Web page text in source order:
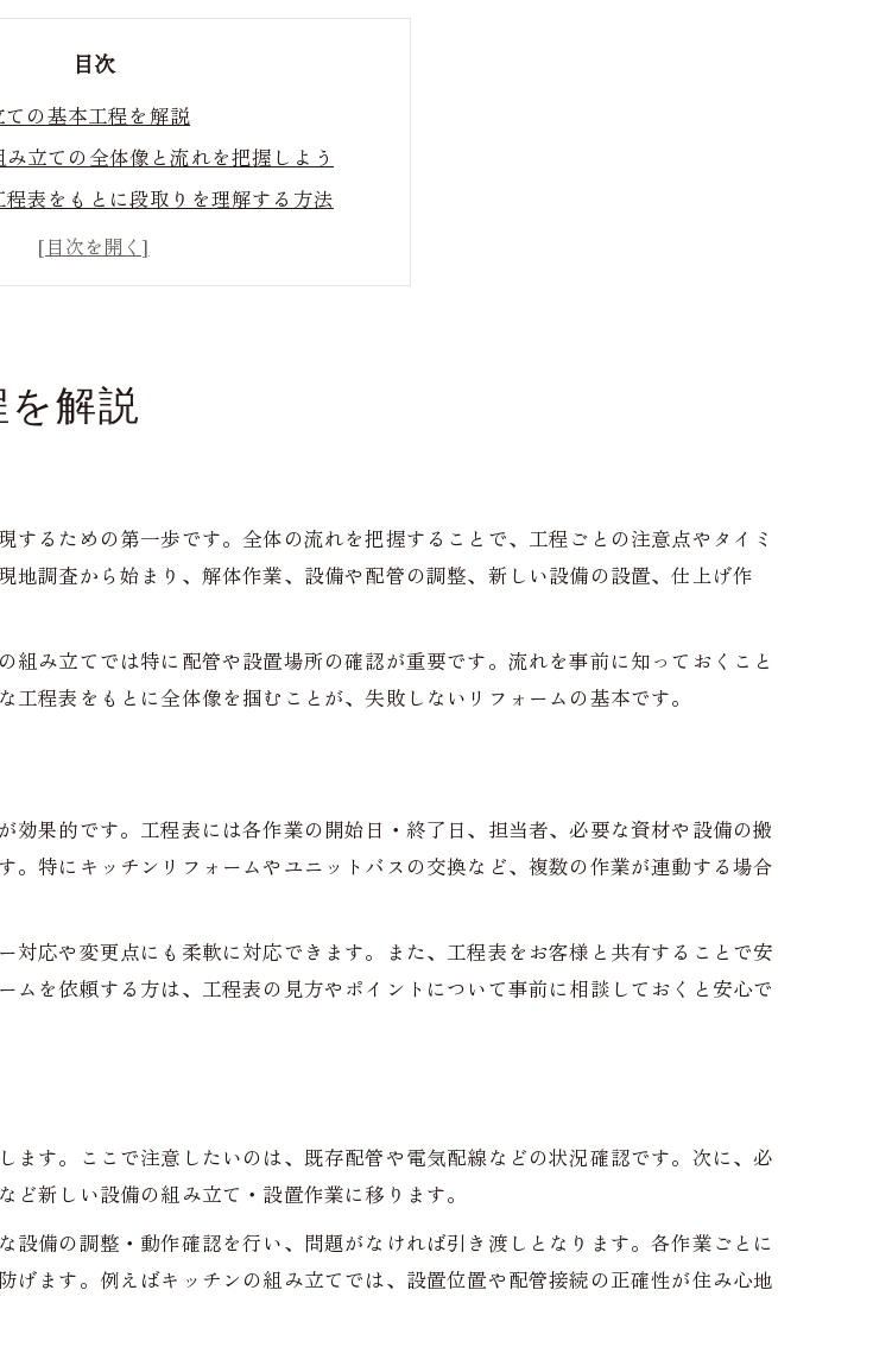
目次
ての基本工程を解説
み立ての全体像と流れを把握しよう
程表をもとに段取りを理解する方法
立てまでのリフォーム作業手順
工事とリフォーム工程の違いを知る
ーム組み立ての基本工程を解説
えるおしゃれなキッチン空間づくり
確認すべき配管・設備の注意点
ームに役立つ工程表活用法
れを理解し理想の住まいへ近づく
ーム計画で重要な工程管理
ルとリフォーム費用の目安
リフォームの具体的な手順
立てを成功させるコツ
ユニットバス注意事項を紹介
で分かるリフォーム手順のコツ
ける注意点と対策
の工程と事前確認ポイント
リフォーム実例から学ぶ工夫
立て時の耐震性強化のコツ
フォームで避けたいトラブル
解説
るための第一歩です。全体の流れを把握することで、工程ごとの注意点やタイミ
調査から始まり、解体作業、設備や配管の調整、新しい設備の設置、仕上げ作
み立てでは特に配管や設置場所の確認が重要です。流れを事前に知っておくこと
程表をもとに全体像を掴むことが、失敗しないリフォームの基本です。
果的です。工程表には各作業の開始日・終了日、担当者、必要な資材や設備の搬
特にキッチンリフォームやユニットバスの交換など、複数の作業が連動する場合
応や変更点にも柔軟に対応できます。また、工程表をお客様と共有することで安
を依頼する方は、工程表の見方やポイントについて事前に相談しておくと安心で
す。ここで注意したいのは、既存配管や電気配線などの状況確認です。次に、必
新しい設備の組み立て・設置作業に移ります。
備の調整・動作確認を行い、問題がなければ引き渡しとなります。各作業ごとに
ます。例えばキッチンの組み立てでは、設置位置や配管接続の正確性が住み心地